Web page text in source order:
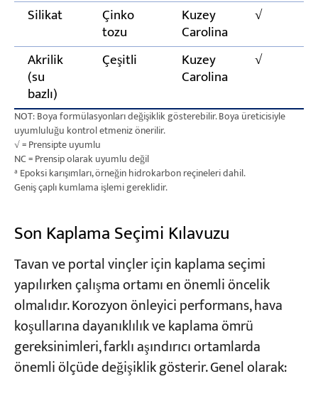
Silikat Çinko
tozu
Kuzey
Carolina
√
Akrilik
(su
bazlı)
Çeşitli Kuzey
Carolina
√
NOT: Boya formülasyonları değişiklik gösterebilir. Boya üreticisiyle
uyumluluğu kontrol etmeniz önerilir.
√ = Prensipte uyumlu
NC = Prensip olarak uyumlu değil
ª Epoksi karışımları, örneğin hidrokarbon reçineleri dahil.
Geniş çaplı kumlama işlemi gereklidir.
Son Kaplama Seçimi Kılavuzu
Tavan ve portal vinçler için kaplama seçimi
yapılırken çalışma ortamı en önemli öncelik
olmalıdır. Korozyon önleyici performans, hava
koşullarına dayanıklılık ve kaplama ömrü
gereksinimleri, farklı aşındırıcı ortamlarda
önemli ölçüde değişiklik gösterir. Genel olarak: